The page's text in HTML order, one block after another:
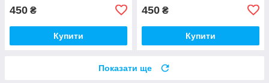
450 ₴
Купити
450 ₴
Купити
Показати ще